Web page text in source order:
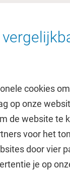
cookies
op onze
de website te
voor het
door vier
je op